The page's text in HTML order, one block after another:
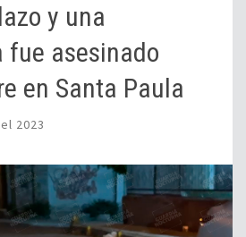
y una
fue asesinado
en Santa Paula
2023